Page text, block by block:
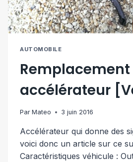
AUTOMOBILE
accélérateur
Par Mateo 3 juin 2016
Accélérateur qui donne des
voici donc un article sur ce
Caractéristiques véhicule :